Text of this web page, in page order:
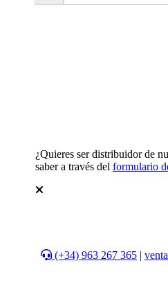
¿Quieres ser distribuidor de
saber a través delformulario
(+34) 963 267 365 |